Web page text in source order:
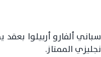
الممتاز.